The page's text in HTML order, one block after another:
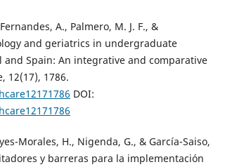
A., Palmero, M. J. F., &
and geriatrics in undergraduate
Spain: An integrative and comparative
12(17), 1786.
DOI:
Morales, H., Nigenda, G., & García-Saiso,
y barreras para la implementación